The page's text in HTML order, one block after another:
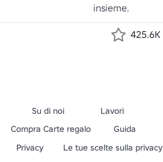
insieme.
425.6K
Su di noi Lavori
Compra Carte regalo
Guida
Privacy
Le tue scelte sulla privacy